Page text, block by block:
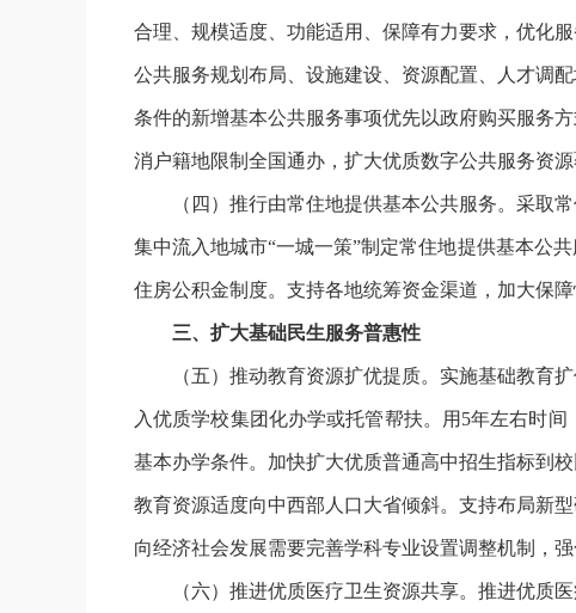
合理、规模适度、功能适用、保障有力要求，优化
公共服务规划布局、设施建设、资源配置、人才调
条件的新增基本公共服务事项优先以政府购买服务
消户籍地限制全国通办，扩大优质数字公共服务资源
（四）推行由常住地提供基本公共服务。采取
集中流入地城市“一城一策”制定常住地提供基本公
住房公积金制度。支持各地统筹资金渠道，加大保
三、扩大基础民生服务普惠性
（五）推动教育资源扩优提质。实施基础教育
入优质学校集团化办学或托管帮扶。用5年左右时
基本办学条件。加快扩大优质普通高中招生指标到
教育资源适度向中西部人口大省倾斜。支持布局新
向经济社会发展需要完善学科专业设置调整机制，
（六）推进优质医疗卫生资源共享。推进优质